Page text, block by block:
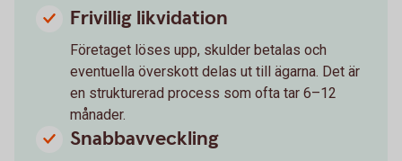
Frivillig likvidation
Företaget löses upp, skulder betalas och
eventuella överskott delas ut till ägarna. Det är
en strukturerad process som ofta tar 6–12
månader.
Snabbavveckling